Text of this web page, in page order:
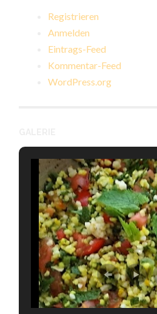
Registrieren
Anmelden
Eintrags-Feed
Kommentar-Feed
WordPress.org